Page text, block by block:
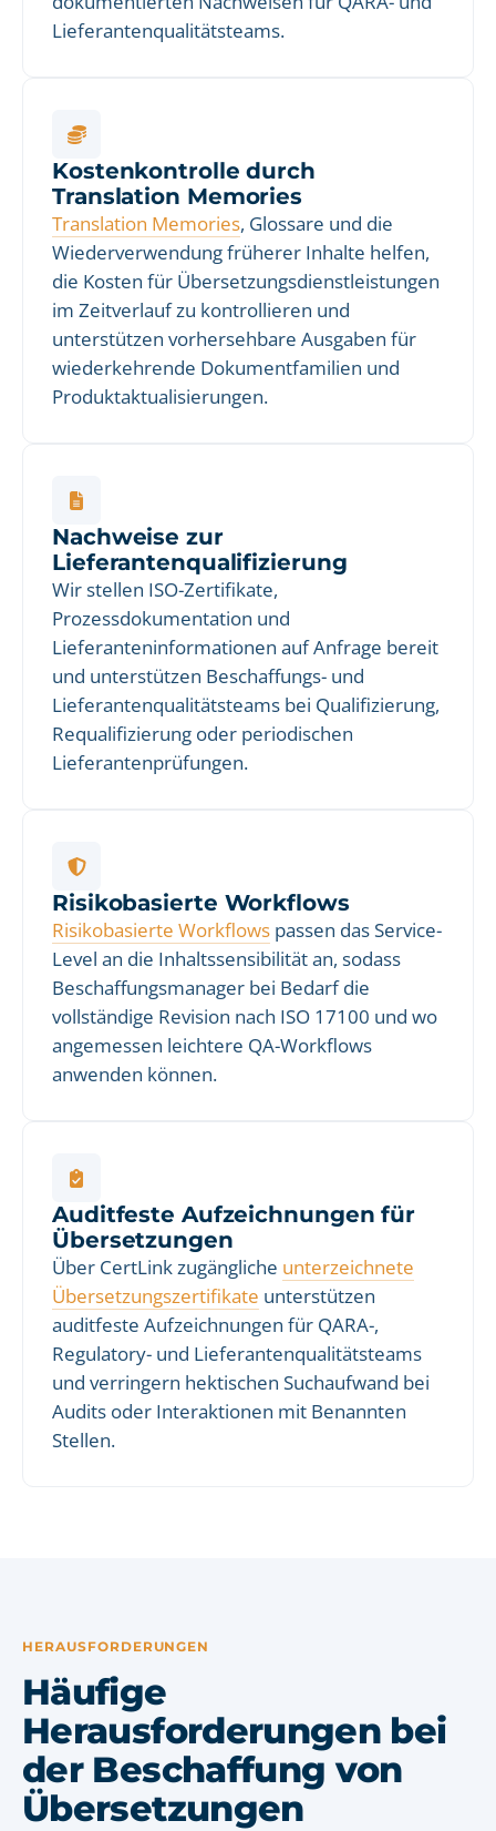
Lieferantenqualitätsteams.
Kostenkontrolle durch
Translation Memories
Translation Memories, Glossare und die
Wiederverwendung früherer Inhalte helfen,
die Kosten für Übersetzungsdienstleistungen
im Zeitverlauf zu kontrollieren und
unterstützen vorhersehbare Ausgaben für
wiederkehrende Dokumentfamilien und
Produktaktualisierungen.
Nachweise zur
Lieferantenqualifizierung
Wir stellen ISO-Zertifikate,
Prozessdokumentation und
Lieferanteninformationen auf Anfrage bereit
und unterstützen Beschaffungs- und
Lieferantenqualitätsteams bei Qualifizierung,
Requalifizierung oder periodischen
Lieferantenprüfungen.
Risikobasierte Workflows
Risikobasierte Workflows passen das Service-
Level an die Inhaltssensibilität an, sodass
Beschaffungsmanager bei Bedarf die
vollständige Revision nach ISO 17100 und wo
angemessen leichtere QA-Workflows
anwenden können.
Auditfeste Aufzeichnungen für
Übersetzungen
Über CertLink zugängliche unterzeichnete
Übersetzungszertifikate unterstützen
auditfeste Aufzeichnungen für QARA-,
Regulatory- und Lieferantenqualitätsteams
und verringern hektischen Suchaufwand bei
Audits oder Interaktionen mit Benannten
Stellen.
HERAUSFORDERUNGEN
Häufige
Herausforderungen bei
der Beschaffung von
Übersetzungen